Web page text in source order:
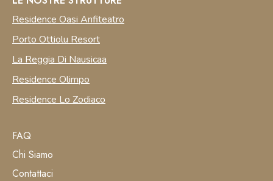
FAQ
Chi Siamo
Contattaci
Residence Oasi Anfiteatro
Porto Ottiolu Resort
La Reggia Di Nausicaa
Residence Olimpo
Residence Lo Zodiaco